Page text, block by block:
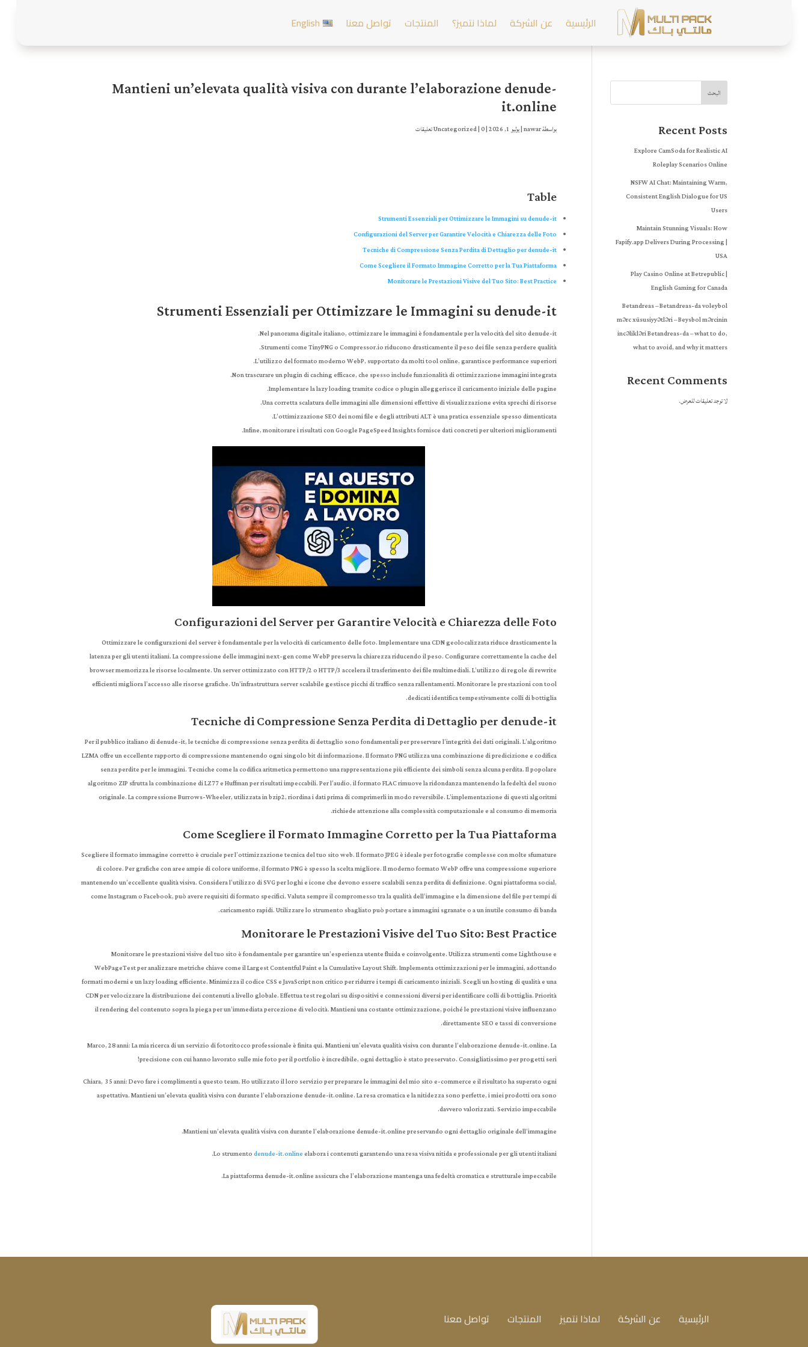
الرئيسية عن الشركة لماذا نتميز؟ المنتجات تواصل معنا English
Mantieni un’elevata qualità visiva con durante l’elaborazione denude-
it.online
بواسطةnawar
|يوليو 1, 2026 |
Uncategorized|0 تعليقات
Table
Strumenti Essenziali per Ottimizzare le Immagini su denude-it
Configurazioni del Server per Garantire Velocità e Chiarezza delle Foto
Tecniche di Compressione Senza Perdita di Dettaglio per denude-it
Come Scegliere il Formato Immagine Corretto per la Tua Piattaforma
Monitorare le Prestazioni Visive del Tuo Sito: Best Practice
Strumenti Essenziali per Ottimizzare le Immagini su denude-it
Nel panorama digitale italiano, ottimizzare le immagini è fondamentale per la velocità del sito denude-it.
Strumenti come TinyPNG o Compressor.io riducono drasticamente il peso dei file senza perdere qualità.
L’utilizzo del formato moderno WebP, supportato da molti tool online, garantisce performance superiori.
Non trascurare un plugin di caching efficace, che spesso include funzionalità di ottimizzazione immagini integrata.
Implementare la lazy loading tramite codice o plugin alleggerisce il caricamento iniziale delle pagine.
Una corretta scalatura delle immagini alle dimensioni effettive di visualizzazione evita sprechi di risorse.
L’ottimizzazione SEO dei nomi file e degli attributi ALT è una pratica essenziale spesso dimenticata.
Infine, monitorare i risultati con Google PageSpeed Insights fornisce dati concreti per ulteriori miglioramenti.
Configurazioni del Server per Garantire Velocità e Chiarezza delle Foto
Ottimizzare le configurazioni del server è fondamentale per la velocità di caricamento delle foto. Implementare una CDN geolocalizzata riduce drasticamente la
latenza per gli utenti italiani. La compressione delle immagini next-gen come WebP preserva la chiarezza riducendo il peso. Configurare correttamente la cache del
browser memorizza le risorse localmente. Un server ottimizzato con HTTP/2 o HTTP/3 accelera il trasferimento dei file multimediali. L’utilizzo di regole di rewrite
efficienti migliora l’accesso alle risorse grafiche. Un’infrastruttura server scalabile gestisce picchi di traffico senza rallentamenti. Monitorare le prestazioni con tool
dedicati identifica tempestivamente colli di bottiglia.
Tecniche di Compressione Senza Perdita di Dettaglio per denude-it
Per il pubblico italiano di denude-it, le tecniche di compressione senza perdita di dettaglio sono fondamentali per preservare l’integrità dei dati originali. L’algoritmo
LZMA offre un eccellente rapporto di compressione mantenendo ogni singolo bit di informazione. Il formato PNG utilizza una combinazione di predicizione e codifica
senza perdite per le immagini. Tecniche come la codifica aritmetica permettono una rappresentazione più efficiente dei simboli senza alcuna perdita. Il popolare
algoritmo ZIP sfrutta la combinazione di LZ77 e Huffman per risultati impeccabili. Per l’audio, il formato FLAC rimuove la ridondanza mantenendo la fedeltà del suono
originale. La compressione Burrows-Wheeler, utilizzata in bzip2, riordina i dati prima di comprimerli in modo reversibile. L’implementazione di questi algoritmi
richiede attenzione alla complessità computazionale e al consumo di memoria.
Come Scegliere il Formato Immagine Corretto per la Tua Piattaforma
Scegliere il formato immagine corretto è cruciale per l’ottimizzazione tecnica del tuo sito web. Il formato JPEG è ideale per fotografie complesse con molte sfumature
di colore. Per grafiche con aree ampie di colore uniforme, il formato PNG è spesso la scelta migliore. Il moderno formato WebP offre una compressione superiore
mantenendo un’eccellente qualità visiva. Considera l’utilizzo di SVG per loghi e icone che devono essere scalabili senza perdita di definizione. Ogni piattaforma social,
come Instagram o Facebook, può avere requisiti di formato specifici. Valuta sempre il compromesso tra la qualità dell’immagine e la dimensione del file per tempi di
caricamento rapidi. Utilizzare lo strumento sbagliato può portare a immagini sgranate o a un inutile consumo di banda.
Monitorare le Prestazioni Visive del Tuo Sito: Best Practice
Monitorare le prestazioni visive del tuo sito è fondamentale per garantire un’esperienza utente fluida e coinvolgente. Utilizza strumenti come Lighthouse e
WebPageTest per analizzare metriche chiave come il Largest Contentful Paint e la Cumulative Layout Shift. Implementa ottimizzazioni per le immagini, adottando
formati moderni e un lazy loading efficiente. Minimizza il codice CSS e JavaScript non critico per ridurre i tempi di caricamento iniziali. Scegli un hosting di qualità e una
CDN per velocizzare la distribuzione dei contenuti a livello globale. Effettua test regolari su dispositivi e connessioni diversi per identificare colli di bottiglia. Priorità
il rendering del contenuto sopra la piega per un’immediata percezione di velocità. Mantieni una costante ottimizzazione, poiché le prestazioni visive influenzano
direttamente SEO e tassi di conversione.
Marco, 28 anni: La mia ricerca di un servizio di fotoritocco professionale è finita qui. Mantieni un’elevata qualità visiva con durante l’elaborazione denude-it.online. La
precisione con cui hanno lavorato sulle mie foto per il portfolio è incredibile, ogni dettaglio è stato preservato. Consigliatissimo per progetti seri!
Chiara, 35 anni: Devo fare i complimenti a questo team. Ho utilizzato il loro servizio per preparare le immagini del mio sito e-commerce e il risultato ha superato ogni
aspettativa. Mantieni un’elevata qualità visiva con durante l’elaborazione denude-it.online. La resa cromatica e la nitidezza sono perfette, i miei prodotti ora sono
davvero valorizzati. Servizio impeccabile.
Mantieni un’elevata qualità visiva con durante l’elaborazione denude-it.online preservando ogni dettaglio originale dell’immagine.
Lo strumentodenude-it.onlineelabora i contenuti garantendo una resa visiva nitida e professionale per gli utenti italiani.
La piattaforma denude-it.online assicura che l’elaborazione mantenga una fedeltà cromatica e strutturale impeccabile.
البحث
Recent Posts
Explore CamSoda for Realistic AI
Roleplay Scenarios Online
NSFW AI Chat: Maintaining Warm,
Consistent English Dialogue for US
Users
Maintain Stunning Visuals: How
Fapify.app Delivers During Processing |
USA
Play Casino Online at Betrepublic |
English Gaming for Canada
Betandreas – Betandreas-da voleybol
mərc xüsusiyyətləri – Beysbol mərcinin
incəlikləri Betandreas-da – what to do,
what to avoid, and why it matters
Recent Comments
لا توجد تعليقات للعرض.
الرئيسية عن الشركة لماذا نتميز المنتجات تواصل معنا